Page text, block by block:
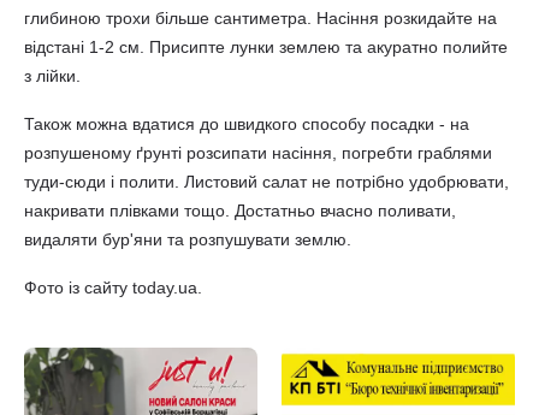
глибиною трохи більше сантиметра. Насіння розкидайте на
відстані 1-2 см. Присипте лунки землею та акуратно полийте
з лійки.
Також можна вдатися до швидкого способу посадки - на
розпушеному ґрунті розсипати насіння, погребти граблями
туди-сюди і полити. Листовий салат не потрібно удобрювати,
накривати плівками тощо. Достатньо вчасно поливати,
видаляти бур'яни та розпушувати землю.
Фото із сайту today.ua.